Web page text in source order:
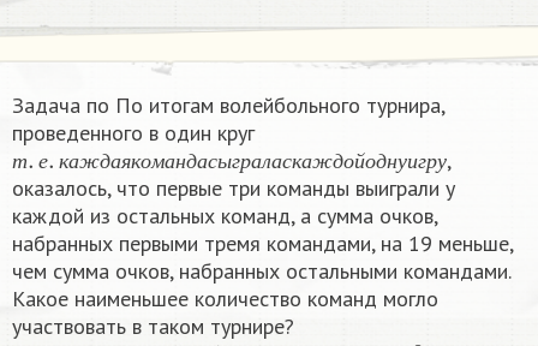
Задача по По итогам волейбольного турнира,
проведенного в один круг
т е каж даяк оман дасыграласкаж д о й о дн у игр у
т.е.каждаякомандасыг
,
оказалось, что первые три команды выиграли у
каждой из остальных команд, а сумма очков,
набранных первыми тремя командами, на 19 меньше,
чем сумма очков, набранных остальными командами.
Какое наименьшее количество команд могло
участвовать в таком турнире?
Запобедув и реда ется1оч е
0;ничьихвво лейб оленебы